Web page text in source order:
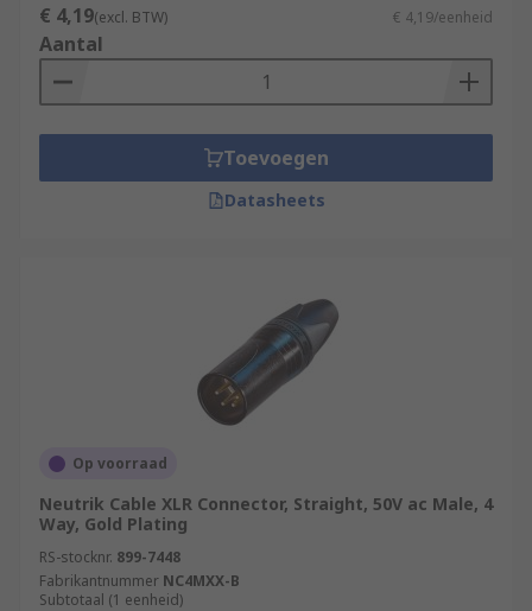
€ 4,19(excl. BTW) € 4,19/eenheid
Aantal
Toevoegen
Datasheets
Op voorraad
Neutrik Cable XLR Connector, Straight, 50V ac Male, 4
Way, Gold Plating
RS-stocknr. 899-7448
Fabrikantnummer NC4MXX-B
Subtotaal (1 eenheid)